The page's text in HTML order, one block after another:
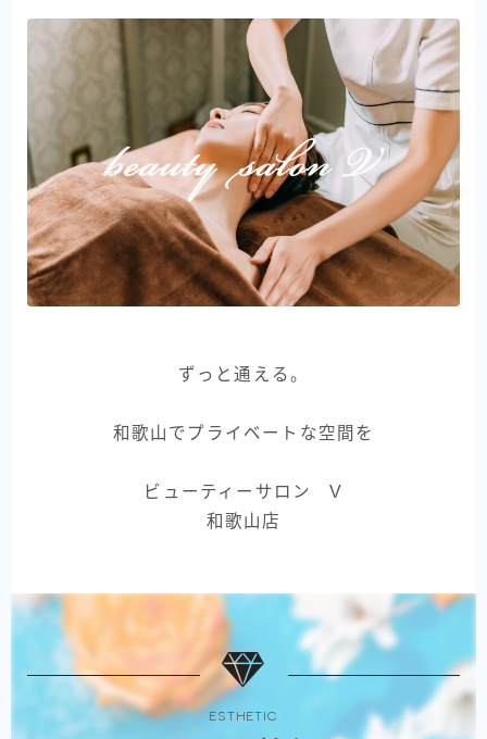
ずっと通える。
和歌山でプライベートな空間を
ビューティーサロン V
和歌山店
ESTHETIC